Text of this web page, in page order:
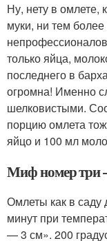
Ну, нету в омлете,
муки, ни тем
только яйца,
последнего в
огромна! Именно
шелковистыми.
порцию омлета
яйцо и 100 мл
Миф номер три
Омлеты как в саду
минут при
— 3 см». 200